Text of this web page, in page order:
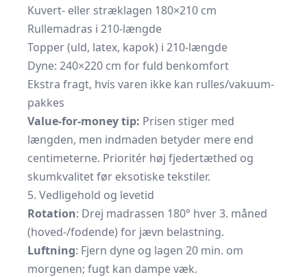
Kuvert- eller stræklagen 180×210 cm
Rullemadras i 210-længde
Topper (uld, latex, kapok) i 210-længde
Dyne: 240×220 cm for fuld ben­komfort
Ekstra fragt, hvis varen ikke kan rulles/vakuum­
pakkes
Value-for-money tip: Prisen stiger med
længden, men indmaden betyder mere end
centimeterne. Prioritér høj fjeder­tæthed og
skum­kvalitet før eksotiske tekstiler.
5. Vedligehold og levetid
Rotation: Drej madrassen 180° hver 3. måned
(hoved-/fodende) for jævn belastning.
Luftning: Fjern dyne og lagen 20 min. om
morgenen; fugt kan dampe væk.